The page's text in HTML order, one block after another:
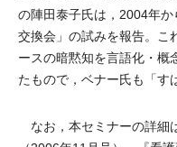
の陣田泰子氏は，2004年
交換会」の試みを報告。こ
ースの暗黙知を言語化・概
たもので，ベナー氏も「す
なお，本セミナーの詳細